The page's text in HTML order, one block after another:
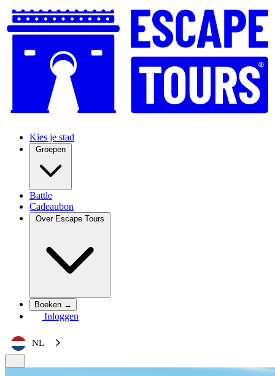
Kies je stad
Groepen
Battle
Cadeaubon
Over Escape Tours
Boeken →
Inloggen
NL